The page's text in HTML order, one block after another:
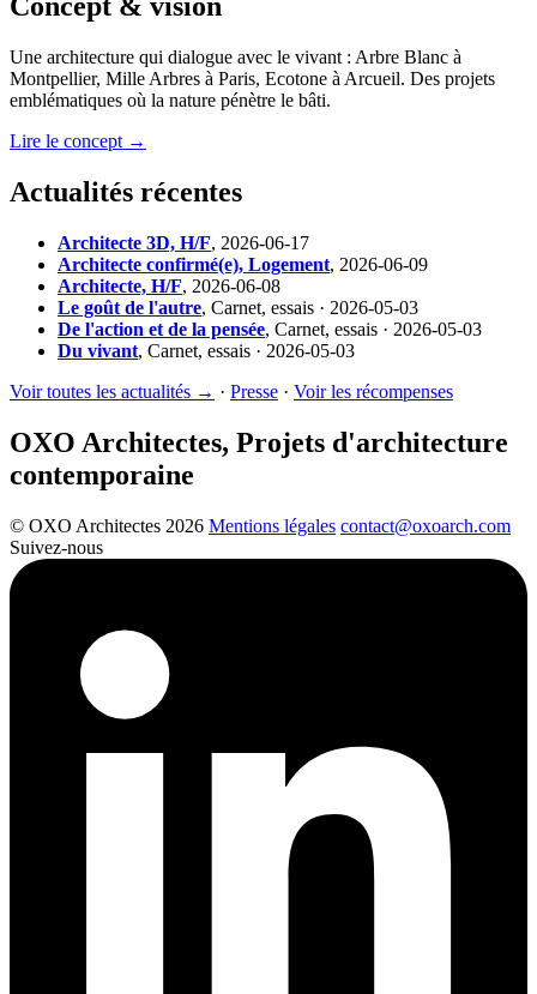
Concept & vision
Une architecture qui dialogue avec le vivant : Arbre Blanc à
Montpellier, Mille Arbres à Paris, Ecotone à Arcueil. Des projets
emblématiques où la nature pénètre le bâti.
Lire le concept →
Actualités récentes
Architecte 3D, H/F, 2026-06-17
Architecte confirmé(e), Logement, 2026-06-09
Architecte, H/F, 2026-06-08
Le goût de l'autre, Carnet, essais · 2026-05-03
De l'action et de la pensée, Carnet, essais · 2026-05-03
Du vivant, Carnet, essais · 2026-05-03
Voir toutes les actualités → · Presse · Voir les récompenses
OXO Architectes, Projets d'architecture
contemporaine
© OXO Architectes 2026 Mentions légales contact@oxoarch.com
Suivez-nous